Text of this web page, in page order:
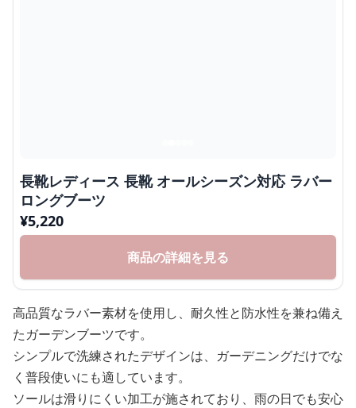
長靴レディース 長靴 オールシーズン対応 ラバー
ロングブーツ
¥5,220
商品の詳細を見る
高品質なラバー素材を使用し、耐久性と防水性を兼ね備え
たガーデンブーツです。
シンプルで洗練されたデザインは、ガーデニングだけでな
く普段使いにも適しています。
ソールは滑りにくい加工が施されており、雨の日でも安心